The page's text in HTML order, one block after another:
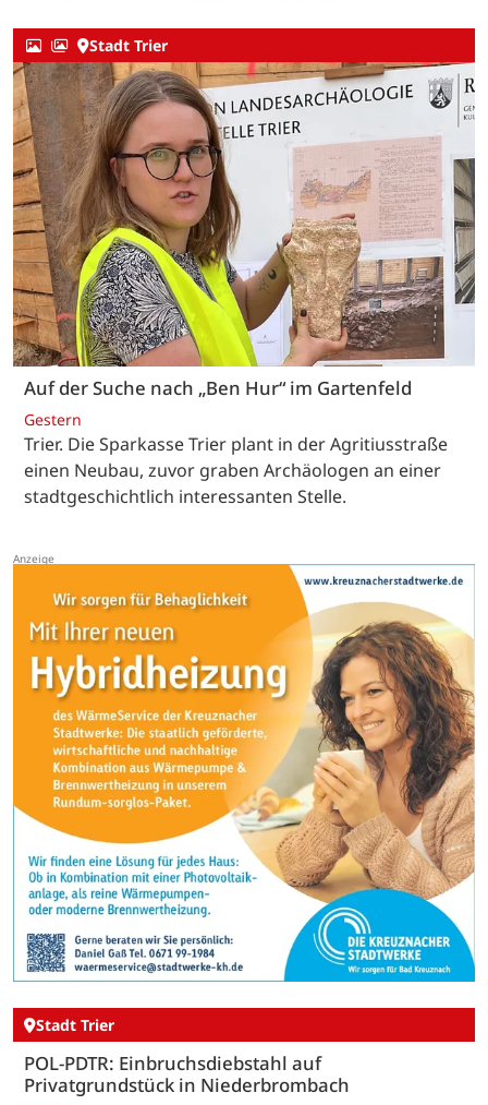
Stadt Trier
Auf der Suche nach „Ben Hur“ im Gartenfeld
Gestern
Trier. Die Sparkasse Trier plant in der Agritiusstraße
einen Neubau, zuvor graben Archäologen an einer
stadtgeschichtlich interessanten Stelle.
Stadt Trier
POL-PDTR: Einbruchsdiebstahl auf
Privatgrundstück in Niederbrombach